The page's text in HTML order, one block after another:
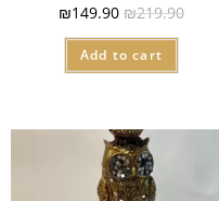
₪219.90
₪149.90
Add to cart